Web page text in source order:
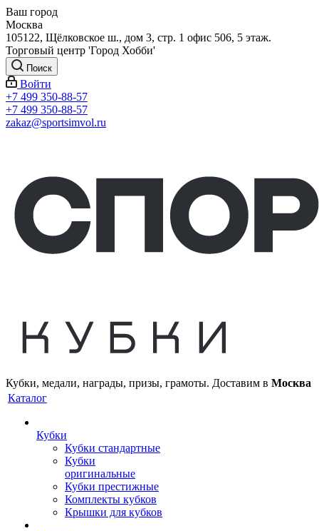
Ваш город
Москва
105122, Щёлковское ш., дом 3, стр. 1 офис 506, 5 этаж.
Торговый центр 'Город Хобби'
Поиск
Войти
+7 499 350-88-57
+7 499 350-88-57
zakaz@sportsimvol.ru
Кубки, медали, награды, призы, грамоты. Доставим в Москва
Каталог
Кубки
Кубки стандартные
Кубки
оригинальные
Кубки престижные
Комплекты кубков
Крышки для кубков